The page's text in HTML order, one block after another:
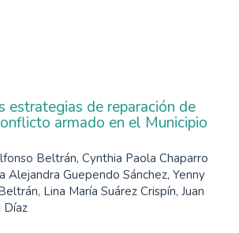
estrategias de reparación de
armado en el Municipio
Beltrán, Cynthia Paola Chaparro
Alejandra Guependo Sánchez, Yenny
Lina María Suárez Crispín, Juan
Díaz